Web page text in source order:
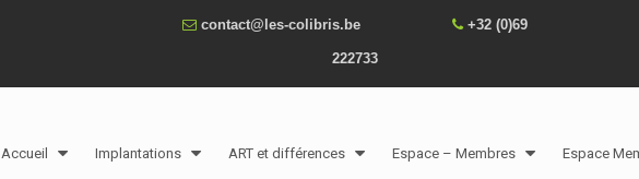
contact@les-colibris.be +32 (0)69
222733
Accueil Implantations ART et différences Espace – Membres Espace